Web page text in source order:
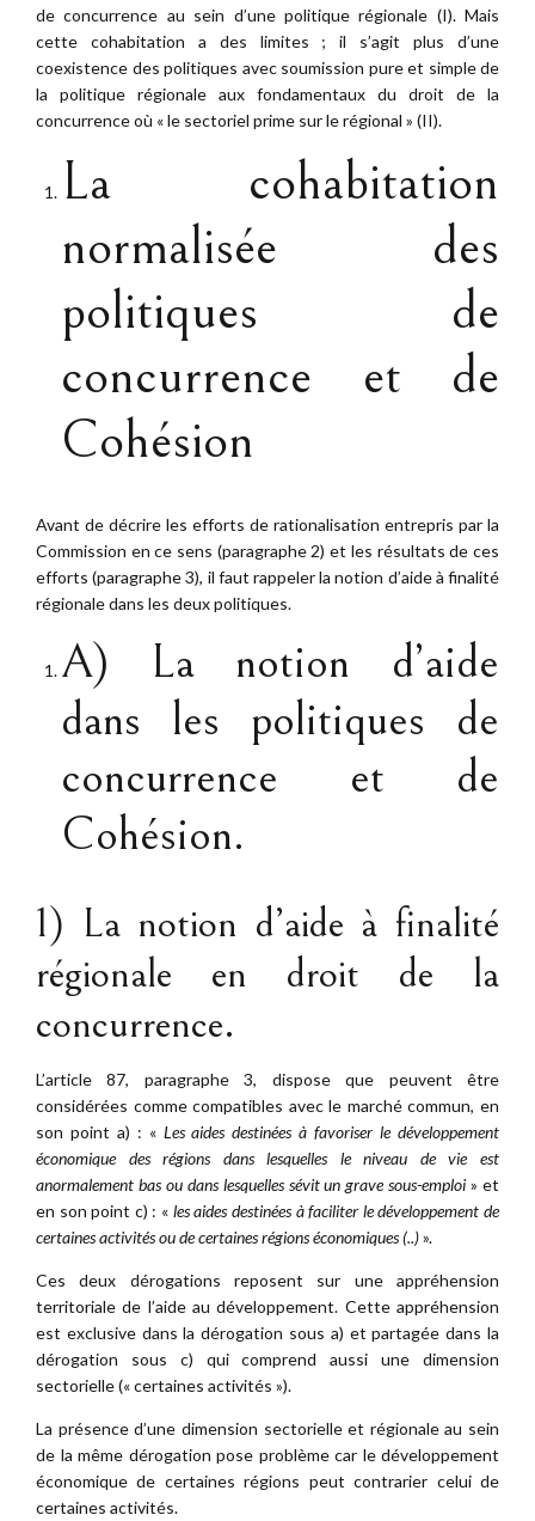
de concurrence au sein d’une politique régionale (I). Mais
cette cohabitation a des limites ; il s’agit plus d’une
coexistence des politiques avec soumission pure et simple de
la politique régionale aux fondamentaux du droit de la
concurrence où « le sectoriel prime sur le régional » (II).
La cohabitation
normalisée des
politiques de
concurrence et de
Cohésion
Avant de décrire les efforts de rationalisation entrepris par la
Commission en ce sens (paragraphe 2) et les résultats de ces
efforts (paragraphe 3), il faut rappeler la notion d’aide à finalité
régionale dans les deux politiques.
A) La notion d’aide
dans les politiques de
concurrence et de
Cohésion.
1) La notion d’aide à finalité
régionale en droit de la
concurrence.
L’article 87, paragraphe 3, dispose que peuvent être
considérées comme compatibles avec le marché commun, en
son point a) : « Les aides destinées à favoriser le développement
économique des régions dans lesquelles le niveau de vie est
anormalement bas ou dans lesquelles sévit un grave sous-emploi » et
en son point c) : « les aides destinées à faciliter le développement de
certaines activités ou de certaines régions économiques (..)».
Ces deux dérogations reposent sur une appréhension
territoriale de l’aide au développement. Cette appréhension
est exclusive dans la dérogation sous a) et partagée dans la
dérogation sous c) qui comprend aussi une dimension
sectorielle (« certaines activités »).
La présence d’une dimension sectorielle et régionale au sein
de la même dérogation pose problème car le développement
économique de certaines régions peut contrarier celui de
certaines activités.